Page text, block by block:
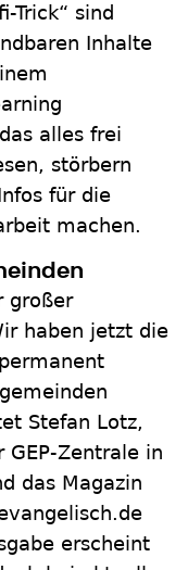
Trick“ sind
Inhalte
alles frei
störbern
für die
machen.
großer
haben jetzt die
Stefan Lotz,
Zentrale in
das Magazin
erscheint